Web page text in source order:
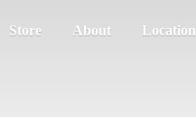
Store About Location